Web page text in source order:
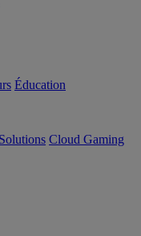
Éducation
Cloud Gaming